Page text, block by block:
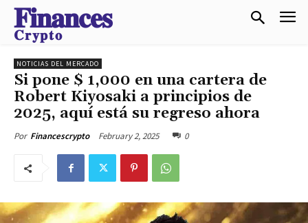
𝐅𝐢𝐧𝐚𝐧𝐜𝐞𝐬
𝐂𝐫𝐲𝐩𝐭𝐨
NOTICIAS DEL MERCADO
Si pone $ 1,000 en una cartera de
Robert Kiyosaki a principios de
2025, aquí está su regreso ahora
Por Financescrypto February 2, 2025 0